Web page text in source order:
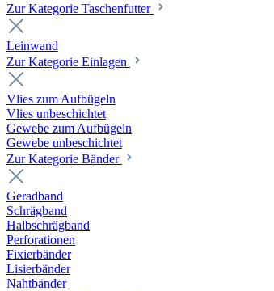
Zur Kategorie Taschenfutter
Leinwand
Zur Kategorie Einlagen
Vlies zum Aufbügeln
Vlies unbeschichtet
Gewebe zum Aufbügeln
Gewebe unbeschichtet
Zur Kategorie Bänder
Geradband
Schrägband
Halbschrägband
Perforationen
Fixierbänder
Lisierbänder
Nahtbänder